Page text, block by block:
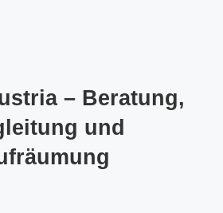
– Beratung,
und